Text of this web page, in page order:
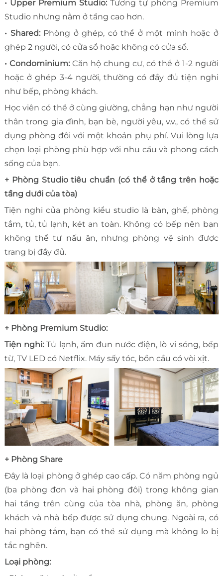
• Upper Premium Studio: Tương tự phòng Premium
Studio nhưng nằm ở tầng cao hơn.
• Shared:Phòng ở ghép, có thể ở một mình hoặc ở
ghép 2 người, có cửa sổ hoặc không có cửa sổ.
• Condominium:Căn hộ chung cư, có thể ở 1-2 người
hoặc ở ghép 3-4 người, thường có đầy đủ tiện nghi
như bếp, phòng khách.
Học viên có thể ở cùng giường, chẳng hạn như người
thân trong gia đình, bạn bè, người yêu, v.v., có thể sử
dụng phòng đôi với một khoản phụ phí. Vui lòng lựa
chọn loại phòng phù hợp với nhu cầu và phong cách
sống của bạn.
+ Phòng Studio tiêu chuẩn (có thể ở tầng trên hoặc
tầng dưới của tòa)
Tiện nghi của phòng kiểu studio là bàn, ghế, phòng
tắm, tủ, tủ lạnh, két an toàn. Không có bếp nên bạn
không thể tự nấu ăn, nhưng phòng vệ sinh được
trang bị đầy đủ.
+ Phòng Premium Studio:
Tiện nghi:Tủ lạnh, ấm đun nước điện, lò vi sóng, bếp
từ, TV LED có Netflix. Máy sấy tóc, bồn cầu có vòi xịt.
+ Phòng Share
Đây là loại phòng ở ghép cao cấp. Có năm phòng ngủ
(ba phòng đơn và hai phòng đôi) trong không gian
hai tầng trên cùng của tòa nhà, phòng ăn, phòng
khách và nhà bếp được sử dụng chung. Ngoài ra, có
hai phòng tắm, bạn có thể sử dụng mà không lo bị
tắc nghẽn.
Loại phòng: